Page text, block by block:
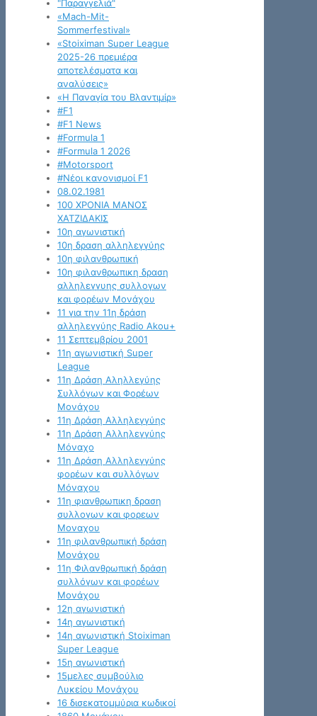
"Παραγγελιά"
«Mach-Mit-
Sommerfestival»
«Stoiximan Super League
2025-26 πρεμιέρα
αποτελέσματα και
αναλύσεις»
«Η Παναγία του Βλαντιμίρ»
#F1
#F1 News
#Formula 1
#Formula 1 2026
#Motorsport
#Νέοι κανονισμοί F1
08.02.1981
100 ΧΡΟΝΙΑ ΜΑΝΟΣ
ΧΑΤΖΙΔΑΚΙΣ
10η αγωνιστική
10η δραση αλληλεγγύης
10η φιλανθρωπική
10η φιλανθρωπικη δραση
αλληλεγγυης συλλογων
και φορέων Μονάχου
11 για την 11η δράση
αλληλεγγύης Radio Akou+
11 Σεπτεμβρίου 2001
11η αγωνιστική Super
League
11η Δράση Αληλλεγύης
Συλλόγων και Φορέων
Μονάχου
11η Δράση Αλληλεγγύης
11η Δράση Αλληλεγγύης
Μόναχο
11η Δράση Αλληλεγγύης
φορέων και συλλόγων
Μόναχου
11η φιανθρωπικη δραση
συλλογων και φορεων
Μοναχου
11η φιλανθρωπική δράση
Μονάχου
11η Φιλανθρωπική δράση
συλλόγων και φορέων
Μονάχου
12η αγωνιστική
14η αγωνιστική
14η αγωνιστική Stoiximan
Super League
15η αγωνιστική
15μελες συμβούλιο
Λυκείου Μονάχου
16 δισεκατομμύρια κωδικοί